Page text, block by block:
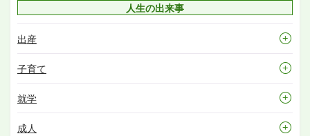
人生の出来事
出産
子育て
就学
成人